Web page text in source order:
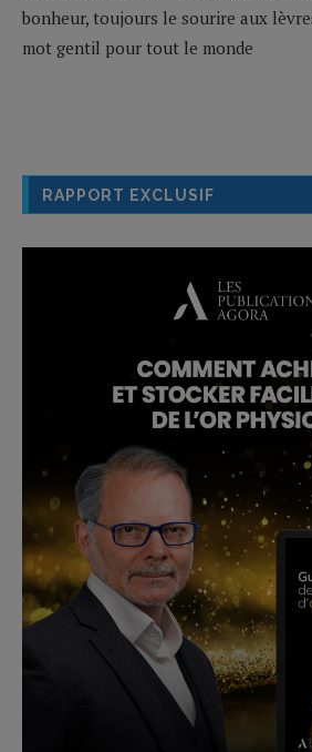
bonheur, toujours le sourire aux
mot gentil pour tout le monde
RAPPORT EXCLUSIF